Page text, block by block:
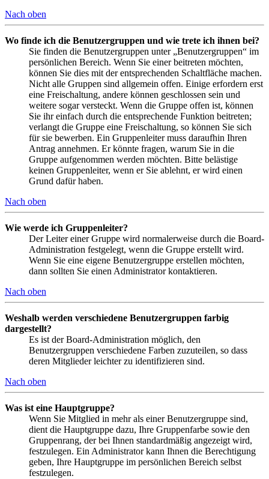
Nach oben
Wo finde ich die Benutzergruppen und wie trete ich ihnen bei?
Sie finden die Benutzergruppen unter „Benutzergruppen“ im
persönlichen Bereich. Wenn Sie einer beitreten möchten,
können Sie dies mit der entsprechenden Schaltfläche machen.
Nicht alle Gruppen sind allgemein offen. Einige erfordern erst
eine Freischaltung, andere können geschlossen sein und
weitere sogar versteckt. Wenn die Gruppe offen ist, können
Sie ihr einfach durch die entsprechende Funktion beitreten;
verlangt die Gruppe eine Freischaltung, so können Sie sich
für sie bewerben. Ein Gruppenleiter muss daraufhin Ihren
Antrag annehmen. Er könnte fragen, warum Sie in die
Gruppe aufgenommen werden möchten. Bitte belästige
keinen Gruppenleiter, wenn er Sie ablehnt, er wird einen
Grund dafür haben.
Nach oben
Wie werde ich Gruppenleiter?
Der Leiter einer Gruppe wird normalerweise durch die Board-
Administration festgelegt, wenn die Gruppe erstellt wird.
Wenn Sie eine eigene Benutzergruppe erstellen möchten,
dann sollten Sie einen Administrator kontaktieren.
Nach oben
Weshalb werden verschiedene Benutzergruppen farbig
dargestellt?
Es ist der Board-Administration möglich, den
Benutzergruppen verschiedene Farben zuzuteilen, so dass
deren Mitglieder leichter zu identifizieren sind.
Nach oben
Was ist eine Hauptgruppe?
Wenn Sie Mitglied in mehr als einer Benutzergruppe sind,
dient die Hauptgruppe dazu, Ihre Gruppenfarbe sowie den
Gruppenrang, der bei Ihnen standardmäßig angezeigt wird,
festzulegen. Ein Administrator kann Ihnen die Berechtigung
geben, Ihre Hauptgruppe im persönlichen Bereich selbst
festzulegen.